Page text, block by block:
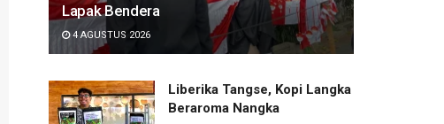
Lapak Bendera
4 AGUSTUS 2026
Liberika Tangse, Kopi Langka
Beraroma Nangka